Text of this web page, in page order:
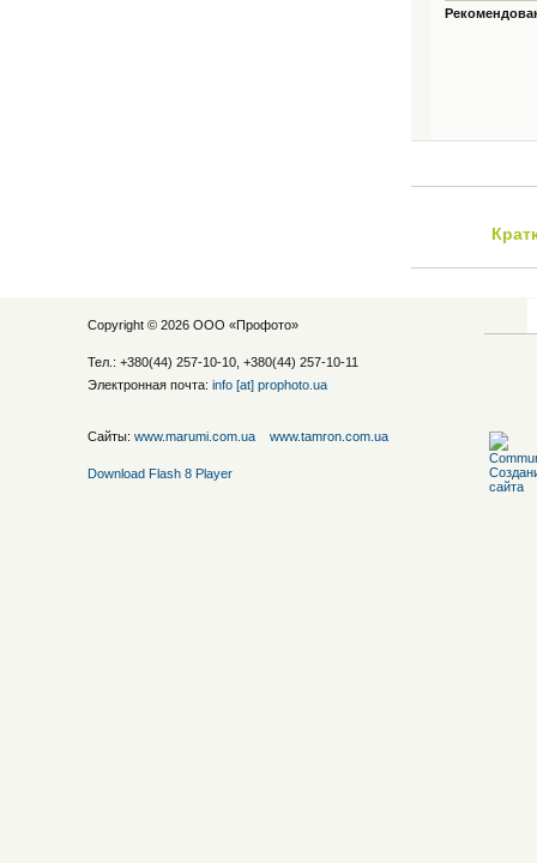
Copyright © 2026 ООО «Профото»
Тел.: +380(44) 257-10-10, +380(44) 257-10-11
Электронная почта: info [at] prophoto.ua
Сайты: www.marumi.com.ua www.tamron.com.ua
Download Flash 8 Player